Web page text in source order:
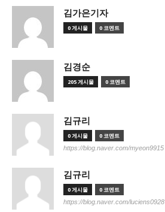
김가은기자
0 게시물 0 코멘트
김경순
205 게시물 0 코멘트
김규리
0 게시물 0 코멘트
https://blog.naver.com/myeon9915
김규리
0 게시물 0 코멘트
https://blog.naver.com/luciens0928